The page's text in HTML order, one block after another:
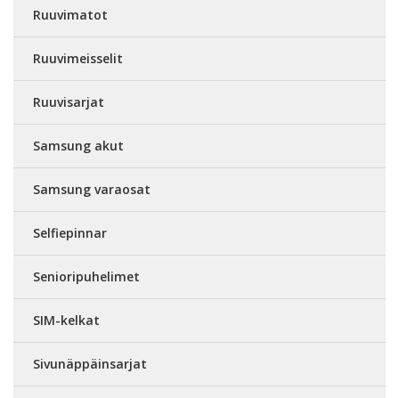
Ruuvimatot
Ruuvimeisselit
Ruuvisarjat
Samsung akut
Samsung varaosat
Selfiepinnar
Senioripuhelimet
SIM-kelkat
Sivunäppäinsarjat